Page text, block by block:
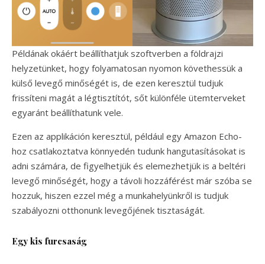
Példának okáért beállíthatjuk szoftverben a földrajzi
helyzetünket, hogy folyamatosan nyomon követhessük a
külső levegő minőségét is, de ezen keresztül tudjuk
frissíteni magát a légtisztítót, sőt különféle ütemterveket
egyaránt beállíthatunk vele.
Ezen az applikáción keresztül, például egy Amazon Echo-
hoz csatlakoztatva könnyedén tudunk hangutasításokat is
adni számára, de figyelhetjük és elemezhetjük is a beltéri
levegő minőségét, hogy a távoli hozzáférést már szóba se
hozzuk, hiszen ezzel még a munkahelyünkről is tudjuk
szabályozni otthonunk levegőjének tisztaságát.
Egy kis furcsaság